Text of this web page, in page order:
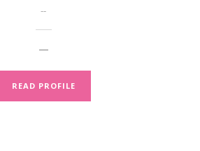
--
—
READ PROFILE